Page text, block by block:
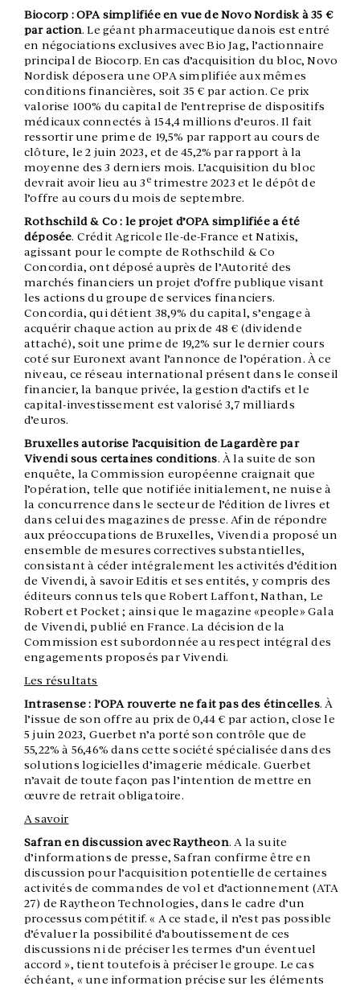
Biocorp : OPA simplifiée en vue de Novo Nordisk à 35 €
par action. Le géant pharmaceutique danois est entré
en négociations exclusives avec Bio Jag, l’actionnaire
principal de Biocorp. En cas d’acquisition du bloc, Novo
Nordisk déposera une OPA simplifiée aux mêmes
conditions financières, soit 35 € par action. Ce prix
valorise 100% du capital de l’entreprise de dispositifs
médicaux connectés à 154,4 millions d’euros. Il fait
ressortir une prime de 19,5% par rapport au cours de
clôture, le 2 juin 2023, et de 45,2% par rapport à la
moyenne des 3 derniers mois. L’acquisition du bloc
devrait avoir lieu au 3 etrimestre 2023 et le dépôt de
l’offre au cours du mois de septembre.
Rothschild & Co : le projet d’OPA simplifiée a été
déposée. Crédit Agricole Ile-de-France et Natixis,
agissant pour le compte de Rothschild & Co
Concordia, ont déposé auprès de l’Autorité des
marchés financiers un projet d’offre publique visant
les actions du groupe de services financiers.
Concordia, qui détient 38,9% du capital, s’engage à
acquérir chaque action au prix de 48 € (dividende
attaché), soit une prime de 19,2% sur le dernier cours
coté sur Euronext avant l’annonce de l’opération. À ce
niveau, ce réseau international présent dans le conseil
financier, la banque privée, la gestion d’actifs et le
capital-investissement est valorisé 3,7 milliards
d’euros.
Bruxelles autorise l’acquisition de Lagardère par
Vivendi sous certaines conditions. À la suite de son
enquête, la Commission européenne craignait que
l’opération, telle que notifiée initialement, ne nuise à
la concurrence dans le secteur de l’édition de livres et
dans celui des magazines de presse. Afin de répondre
aux préoccupations de Bruxelles, Vivendi a proposé un
ensemble de mesures correctives substantielles,
consistant à céder intégralement les activités d’édition
de Vivendi, à savoir Editis et ses entités, y compris des
éditeurs connus tels que Robert Laffont, Nathan, Le
Robert et Pocket ; ainsi que le magazine «people» Gala
de Vivendi, publié en France. La décision de la
Commission est subordonnée au respect intégral des
engagements proposés par Vivendi.
Les résultats
Intrasense : l’OPA rouverte ne fait pas des étincelles. À
l’issue de son offre au prix de 0,44 € par action, close le
5 juin 2023, Guerbet n’a porté son contrôle que de
55,22% à 56,46% dans cette société spécialisée dans des
solutions logicielles d’imagerie médicale. Guerbet
n’avait de toute façon pas l’intention de mettre en
œuvre de retrait obligatoire.
A savoir
Safran en discussion avec Raytheon. A la suite
d’informations de presse, Safran confirme être en
discussion pour l’acquisition potentielle de certaines
activités de commandes de vol et d’actionnement (ATA
27) de Raytheon Technologies, dans le cadre d’un
processus compétitif. « A ce stade, il n’est pas possible
d’évaluer la possibilité d’aboutissement de ces
discussions ni de préciser les termes d’un éventuel
accord », tient toutefois à préciser le groupe. Le cas
échéant, « une information précise sur les éléments